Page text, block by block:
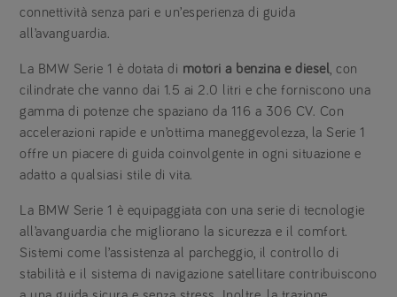
connettività senza pari e un’esperienza di guida
all’avanguardia.
La BMW Serie 1 è dotata di motori a benzina e diesel , con
cilindrate che vanno dai 1.5 ai 2.0 litri e che forniscono una
gamma di potenze che spaziano da 116 a 306 CV. Con
accelerazioni rapide e un’ottima maneggevolezza, la Serie 1
offre un piacere di guida coinvolgente in ogni situazione e
adatto a qualsiasi stile di vita.
La BMW Serie 1 è equipaggiata con una serie di tecnologie
all’avanguardia che migliorano la sicurezza e il comfort.
Sistemi come l’assistenza al parcheggio, il controllo di
stabilità e il sistema di navigazione satellitare contribuiscono